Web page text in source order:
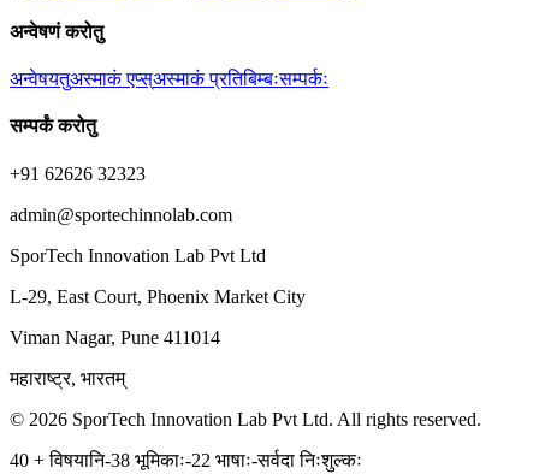
अन्वेषणं करोतु
अन्वेषयतुअस्माकं एप्स्अस्माकं प्रतिबिम्बःसम्पर्कः
सम्पर्कं करोतु
+91 62626 32323
admin@sportechinnolab.com
SporTech Innovation Lab Pvt Ltd
L-29, East Court, Phoenix Market City
Viman Nagar, Pune 411014
महाराष्ट्र, भारतम्
© 2026 SporTech Innovation Lab Pvt Ltd. All rights reserved.
40 + विषयानि-38 भूमिकाः-22 भाषाः-सर्वदा निःशुल्कः